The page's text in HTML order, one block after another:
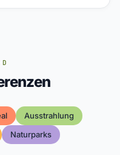
Ausstrahlung
Naturparks